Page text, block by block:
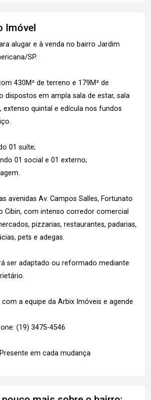
Imóvel
alugar e à venda no bairro Jardim
SP.
430M² de terreno e 179M² de
dispostos em ampla sala de estar, sala
extenso quintal e edícula nos fundos
01 suíte;
01 social e 01 externo;
avenidas Av. Campos Salles, Fortunato
Cibin, com intenso corredor comercial
pizzarias, restaurantes, padarias,
pets e adegas.
ser adaptado ou reformado mediante
a equipe da Arbix Imóveis e agende
(19) 3475-4546
em cada mudança